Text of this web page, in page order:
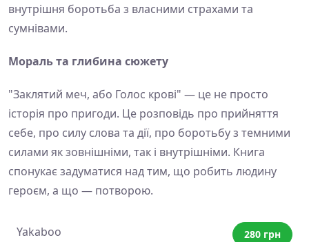
внутрішня боротьба з власними страхами та
сумнівами.
Мораль та глибина сюжету
"Заклятий меч, або Голос крові" — це не просто
історія про пригоди. Це розповідь про прийняття
себе, про силу слова та дії, про боротьбу з темними
силами як зовнішніми, так і внутрішніми. Книга
спонукає задуматися над тим, що робить людину
героєм, а що — потворою.
Yakaboo 280 грн